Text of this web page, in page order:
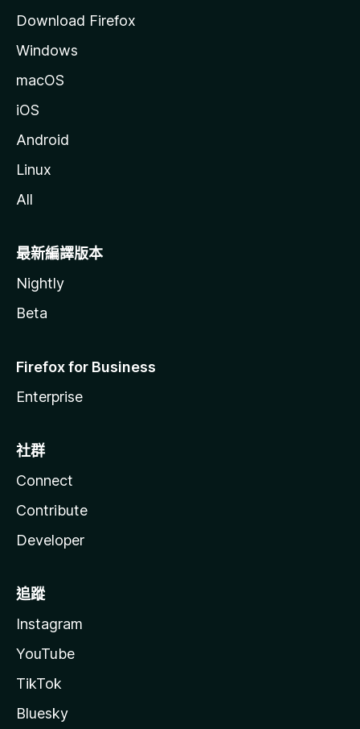
Download Firefox
Windows
macOS
iOS
Android
Linux
All
最新編譯版本
Nightly
Beta
Firefox for Business
Enterprise
社群
Connect
Contribute
Developer
追蹤
Instagram
YouTube
TikTok
Bluesky